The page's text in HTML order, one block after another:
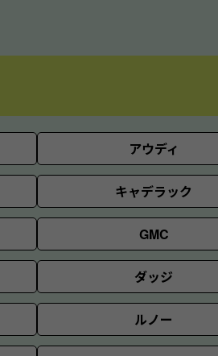
アウディ
キャデラック
GMC
ダッジ
ルノー